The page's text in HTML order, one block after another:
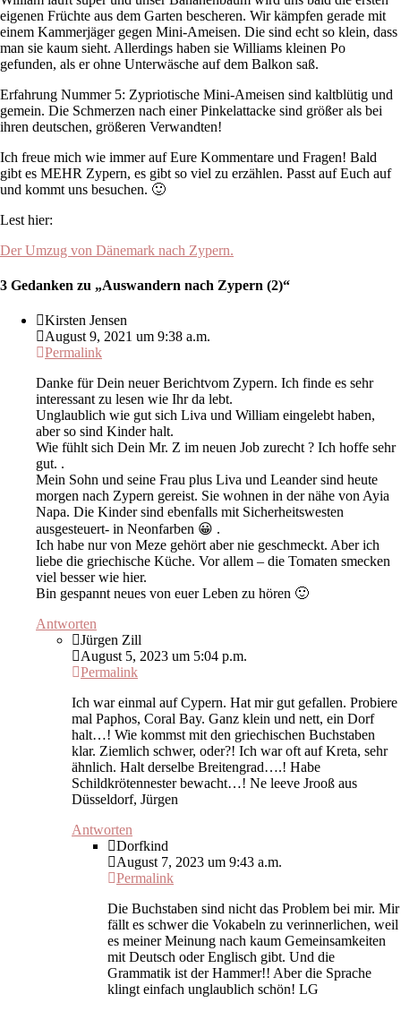
eigenen Früchte aus dem Garten bescheren. Wir kämpfen gerade mit
einem Kammerjäger gegen Mini-Ameisen. Die sind echt so klein, dass
man sie kaum sieht. Allerdings haben sie Williams kleinen Po
gefunden, als er ohne Unterwäsche auf dem Balkon saß.
Erfahrung Nummer 5: Zypriotische Mini-Ameisen sind kaltblütig und
gemein. Die Schmerzen nach einer Pinkelattacke sind größer als bei
ihren deutschen, größeren Verwandten!
Ich freue mich wie immer auf Eure Kommentare und Fragen! Bald
gibt es MEHR Zypern, es gibt so viel zu erzählen. Passt auf Euch auf
und kommt uns besuchen. 🙂
Lest hier:
Der Umzug von Dänemark nach Zypern.
3 Gedanken zu „Auswandern nach Zypern (2)“
Kirsten Jensen
August 9, 2021 um 9:38 a.m.
Permalink
Danke für Dein neuer Berichtvom Zypern. Ich finde es sehr
interessant zu lesen wie Ihr da lebt.
Unglaublich wie gut sich Liva und William eingelebt haben,
aber so sind Kinder halt.
Wie fühlt sich Dein Mr. Z im neuen Job zurecht ? Ich hoffe sehr
gut. .
Mein Sohn und seine Frau plus Liva und Leander sind heute
morgen nach Zypern gereist. Sie wohnen in der nähe von Ayia
Napa. Die Kinder sind ebenfalls mit Sicherheitswesten
ausgesteuert- in Neonfarben 😀 .
Ich habe nur von Meze gehört aber nie geschmeckt. Aber ich
liebe die griechische Küche. Vor allem – die Tomaten smecken
viel besser wie hier.
Bin gespannt neues von euer Leben zu hören 🙂
Antworten
Jürgen Zill
August 5, 2023 um 5:04 p.m.
Permalink
Ich war einmal auf Cypern. Hat mir gut gefallen. Probiere
mal Paphos, Coral Bay. Ganz klein und nett, ein Dorf
halt…! Wie kommst mit den griechischen Buchstaben
klar. Ziemlich schwer, oder?! Ich war oft auf Kreta, sehr
ähnlich. Halt derselbe Breitengrad….! Habe
Schildkrötennester bewacht…! Ne leeve Jrooß aus
Düsseldorf, Jürgen
Antworten
Dorfkind
August 7, 2023 um 9:43 a.m.
Permalink
Die Buchstaben sind nicht das Problem bei mir. Mir
fällt es schwer die Vokabeln zu verinnerlichen, weil
es meiner Meinung nach kaum Gemeinsamkeiten
mit Deutsch oder Englisch gibt. Und die
Grammatik ist der Hammer!! Aber die Sprache
klingt einfach unglaublich schön! LG